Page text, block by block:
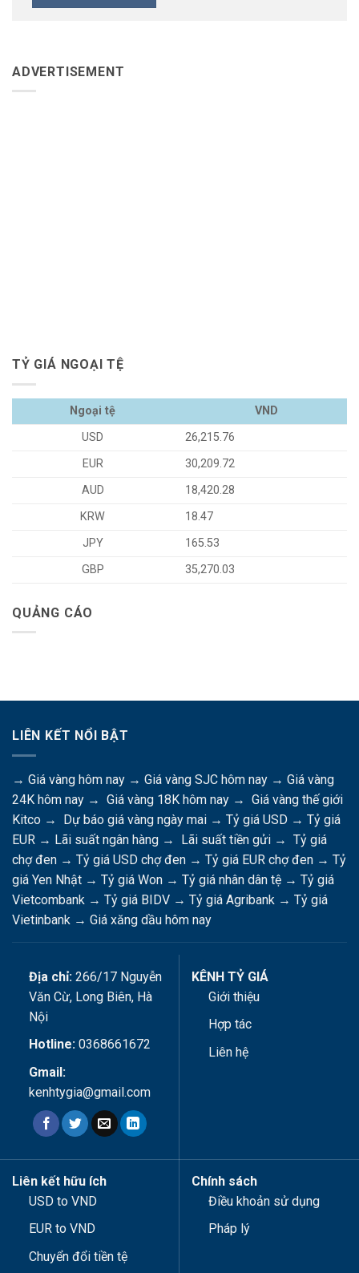
ADVERTISEMENT
TỶ GIÁ NGOẠI TỆ
Ngoại tệ
VND
USD
26,215.76
EUR
30,209.72
AUD
18,420.28
KRW
18.47
JPY
165.53
GBP
35,270.03
QUẢNG CÁO
LIÊN KẾT NỔI BẬT
→ Giá vàng hôm nay → Giá vàng SJC hôm nay → Giá vàng
24K hôm nay → Giá vàng 18K hôm nay → Giá vàng thế giới
Kitco → Dự báo giá vàng ngày mai → Tỷ giá USD → Tỷ giá
EUR → Lãi suất ngân hàng → Lãi suất tiền gửi → Tỷ giá
chợ đen → Tỷ giá USD chợ đen → Tỷ giá EUR chợ đen → Tỷ
giá Yen Nhật → Tỷ giá Won → Tỷ giá nhân dân tệ → Tỷ giá
Vietcombank → Tỷ giá BIDV → Tỷ giá Agribank → Tỷ giá
Vietinbank → Giá xăng dầu hôm nay
Địa chỉ:266/17 Nguyễn
Văn Cừ, Long Biên, Hà
Nội
Hotline:0368661672
Gmail:
kenhtygia@gmail.com
KÊNH TỶ GIÁ
Giới thiệu
Hợp tác
Liên hệ
Liên kết hữu ích
USD to VND
EUR to VND
Chuyển đổi tiền tệ
Chính sách
Điều khoản sử dụng
Pháp lý